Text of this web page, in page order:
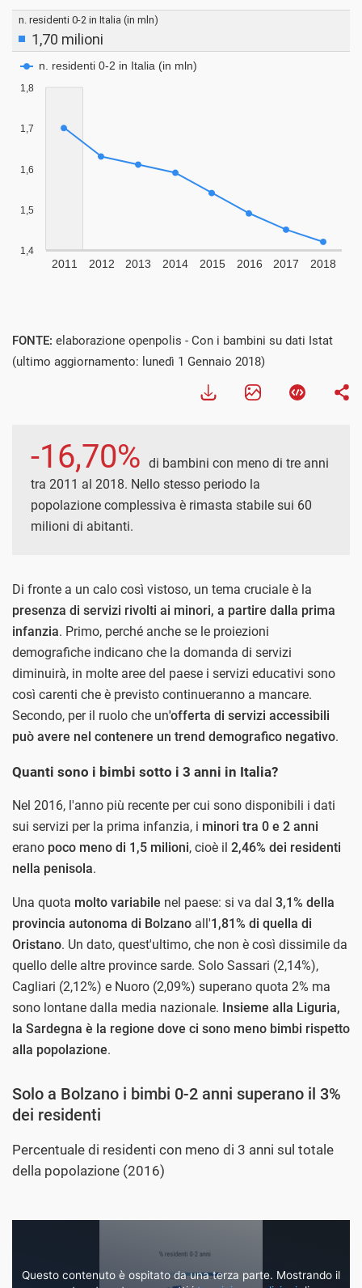
FONTE: elaborazione openpolis - Con i bambini su dati Istat
(ultimo aggiornamento: lunedì 1 Gennaio 2018)
-16,70% di bambini con meno di tre anni
tra 2011 al 2018. Nello stesso periodo la
popolazione complessiva è rimasta stabile sui 60
milioni di abitanti.
Di fronte a un calo così vistoso, un tema cruciale è la
presenza di servizi rivolti ai minori, a partire dalla prima
infanzia. Primo, perché anche se le proiezioni
demografiche indicano che la domanda di servizi
diminuirà, in molte aree del paese i servizi educativi sono
così carenti che è previsto continueranno a mancare.
Secondo, per il ruolo che un'offerta di servizi accessibili
può avere nel contenere un trend demografico negativo.
Quanti sono i bimbi sotto i 3 anni in Italia?
Nel 2016, l'anno più recente per cui sono disponibili i dati
sui servizi per la prima infanzia, i minori tra 0 e 2 anni
erano poco meno di 1,5 milioni, cioè il 2,46% dei residenti
nella penisola.
Una quota molto variabile nel paese: si va dal 3,1% della
provincia autonoma di Bolzano all'1,81% di quella di
Oristano. Un dato, quest'ultimo, che non è così dissimile da
quello delle altre province sarde. Solo Sassari (2,14%),
Cagliari (2,12%) e Nuoro (2,09%) superano quota 2% ma
sono lontane dalla media nazionale. Insieme alla Liguria,
la Sardegna è la regione dove ci sono meno bimbi rispetto
alla popolazione.
Solo a Bolzano i bimbi 0-2 anni superano il 3%
dei residenti
Percentuale di residenti con meno di 3 anni sul totale
della popolazione (2016)
Questo contenuto è ospitato da una terza parte. Mostrando il